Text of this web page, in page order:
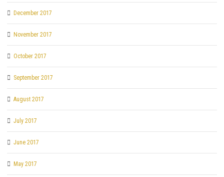
December 2017
November 2017
October 2017
September 2017
August 2017
July 2017
June 2017
May 2017